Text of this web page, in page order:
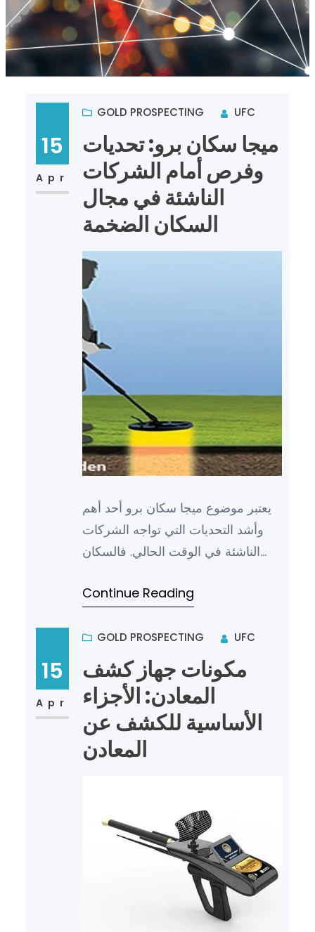
15
Apr
GOLD PROSPECTING UFC
ميجا سكان برو: تحديات
وفرص أمام الشركات
الناشئة في مجال
السكان الضخمة
يعتبر موضوع ميجا سكان برو أحد أهم
وأشد التحديات التي تواجه الشركات
الناشئة في الوقت الحالي. فالسكان
Continue Reading
15
Apr
GOLD PROSPECTING UFC
مكونات جهاز كشف
المعادن: الأجزاء
الأساسية للكشف عن
المعادن